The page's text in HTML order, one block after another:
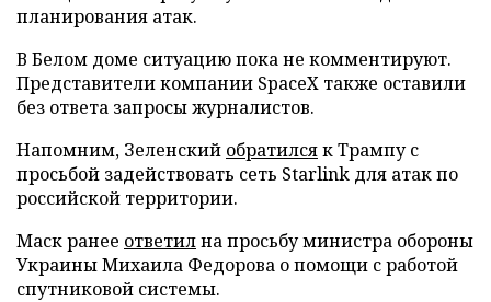
планирования атак.
В Белом доме ситуацию пока не комментируют.
Представители компании SpaceX также оставили
без ответа запросы журналистов.
Напомним, Зеленский обратилсяк Трампу с
просьбой задействовать сеть Starlink для атак по
российской территории.
Маск ранее ответилна просьбу министра обороны
Украины Михаила Федорова о помощи с работой
спутниковой системы.